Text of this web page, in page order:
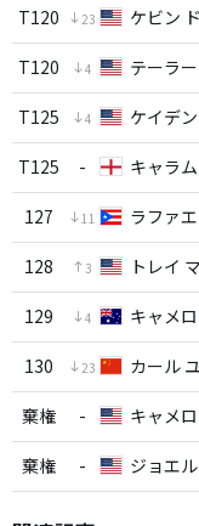
T120 23 ケビン
T120 4 テーラ
T125 4 ケイデ
T125 - キャラ
127 11 ラファ
128 3 トレイ
129 4 キャメ
130 23 カール
棄権 - キャメ
棄権 - ジョエ